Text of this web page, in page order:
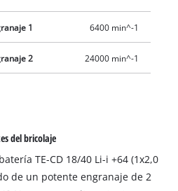
1 6400 min^-1
2 24000 min^-1
del bricolaje
TE-CD 18/40 Li-i +64 (1x2,0
de un potente engranaje de 2